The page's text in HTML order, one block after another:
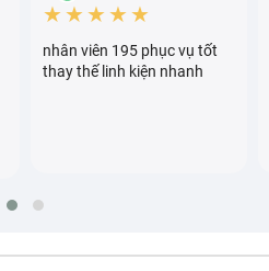
★★★★★
nhân viên 195 phục vụ tốt
thay thế linh kiện nhanh